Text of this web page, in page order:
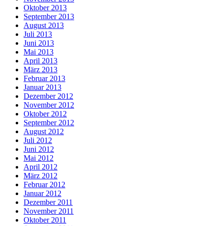
Oktober 2013
September 2013
August 2013
Juli 2013
Juni 2013
Mai 2013
April 2013
März 2013
Februar 2013
Januar 2013
Dezember 2012
November 2012
Oktober 2012
September 2012
August 2012
Juli 2012
Juni 2012
Mai 2012
April 2012
März 2012
Februar 2012
Januar 2012
Dezember 2011
November 2011
Oktober 2011